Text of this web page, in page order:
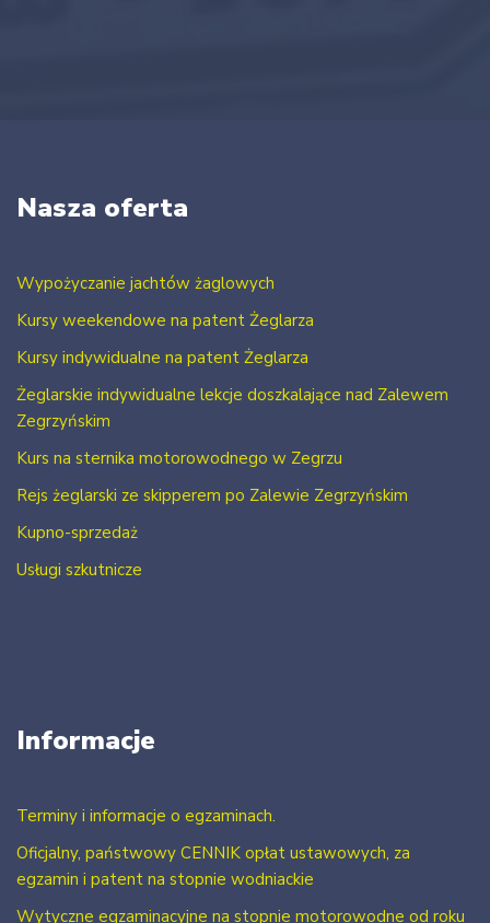
Nasza oferta
Wypożyczanie jachtów żaglowych
Kursy weekendowe na patent Żeglarza
Kursy indywidualne na patent Żeglarza
Żeglarskie indywidualne lekcje doszkalające nad Zalewem
Zegrzyńskim
Kurs na sternika motorowodnego w Zegrzu
Rejs żeglarski ze skipperem po Zalewie Zegrzyńskim
Kupno-sprzedaż
Usługi szkutnicze
Informacje
Terminy i informacje o egzaminach.
Oficjalny, państwowy CENNIK opłat ustawowych, za
egzamin i patent na stopnie wodniackie
Wytyczne egzaminacyjne na stopnie motorowodne od roku